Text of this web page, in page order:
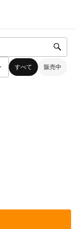
すべて 販売中